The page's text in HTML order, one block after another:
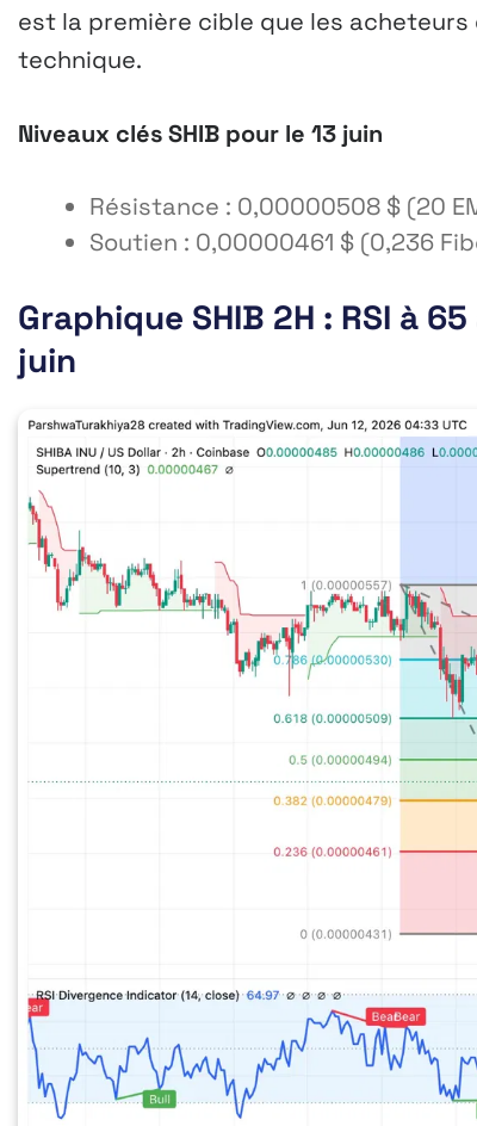
est la première cible que les
technique.
Niveaux clés SHIB pour le 13 juin
Résistance : 0,00000508 $ (20
Soutien : 0,00000461 $ (0,236
Graphique SHIB 2H : RSI à
juin